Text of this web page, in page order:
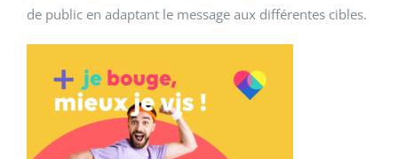
de public en adaptant le message aux différentes cibles.